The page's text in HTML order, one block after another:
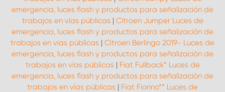
emergencia, luces flash y productos para señalización de
trabajos en vías públicas | Citroen Jumper Luces de
emergencia, luces flash y productos para señalización de
trabajos en vías públicas | Citroen Berlingo 2019- Luces de
emergencia, luces flash y productos para señalización de
trabajos en vías públicas | Fiat Fullback* Luces de
emergencia, luces flash y productos para señalización de
trabajos en vías públicas | Fiat Fiorino** Luces de